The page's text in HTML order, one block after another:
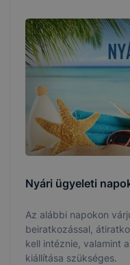
Nyári ügyeleti
Az alábbi napokon
beiratkozással,
kell intéznie, valamint
kiállítása szükséges.